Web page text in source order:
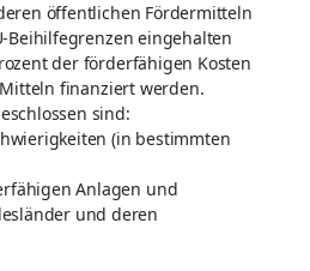
öffentlichen Fördermitteln
Beihilfegrenzen eingehalten
der förderfähigen Kosten
finanziert werden.
sind:
(in bestimmten
Anlagen und
und deren